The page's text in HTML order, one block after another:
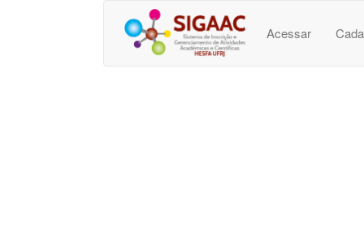
Acessar